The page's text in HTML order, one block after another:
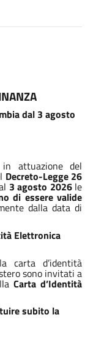
dal 3 agosto
attuazione del
Decreto-Legge 26
3 agosto 2026le
di essere valide
dalla data di
Elettronica
carta d’identità
sono invitati a
Carta d’Identità
subito la